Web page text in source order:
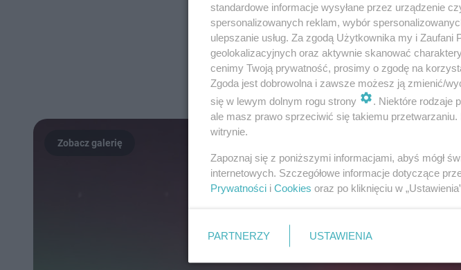
standardowe informacje wysyłane przez urządzenie
spersonalizowanych reklam, wybór
ulepszanie usług. Za zgodą Użytkownika my i
geolokalizacyjnych oraz aktywnie skanować
cenimy Twoją prywatność, prosimy o zgodę na
Zgoda jest dobrowolna i zawsze możesz ją zmienić/
się w lewym dolnym rogu strony
. Niektóre rodzaje
ale masz prawo sprzeciwić się takiemu
witrynie.
Zapoznaj się z poniższymi informacjami, abyś mógł
internetowych. Szczegółowe informacje dotyczące
Prywatności i Cookies oraz po kliknięciu w
PARTNERZY USTAWIENIA